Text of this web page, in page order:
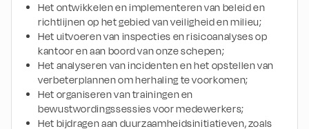
Het ontwikkelen en implementeren van beleid en
richtlijnen op het gebied van veiligheid en milieu;
Het uitvoeren van inspecties en risicoanalyses op
kantoor en aan boord van onze schepen;
Het analyseren van incidenten en het opstellen van
verbeterplannen om herhaling te voorkomen;
Het organiseren van trainingen en
bewustwordingssessies voor medewerkers;
Het bijdragen aan duurzaamheidsinitiatieven, zoals